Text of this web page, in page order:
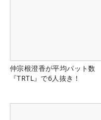
仲宗根澄香が平均パット数
『TRTL』で6人抜き！